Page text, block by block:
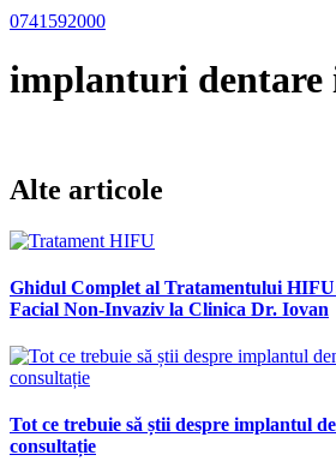
0741592000
implanturi dentare
Alte articole
Ghidul Complet al Tratamentului
Facial Non-Invaziv la Clinica Dr. Iovan
Tot ce trebuie să știi despre implantul
consultație